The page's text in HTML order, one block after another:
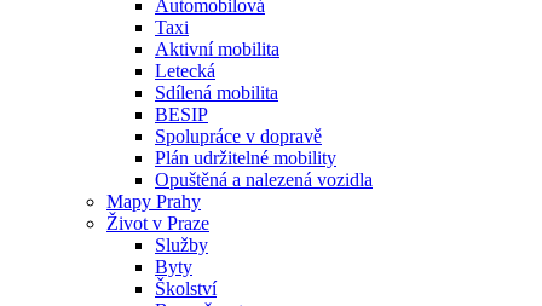
Automobilová
Taxi
Aktivní mobilita
Letecká
Sdílená mobilita
BESIP
Spolupráce v dopravě
Plán udržitelné mobility
Opuštěná a nalezená vozidla
Mapy Prahy
Život v Praze
Služby
Byty
Školství